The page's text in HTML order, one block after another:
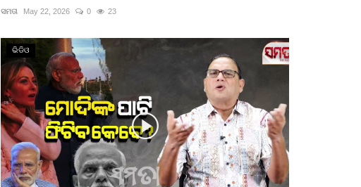
ସମତା May 22, 2026 0 23
ଭିଡିଓ